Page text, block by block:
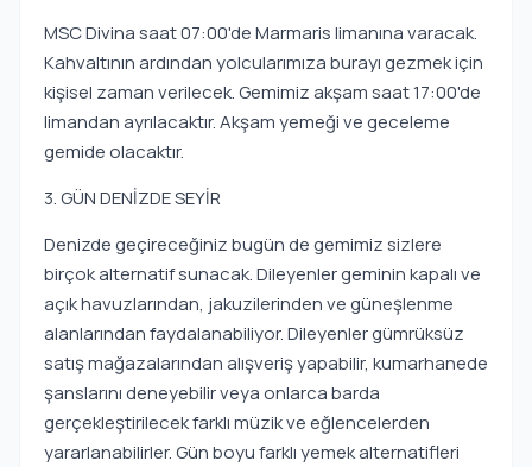
MSC Divina saat 07:00'de Marmaris limanına varacak.
Kahvaltının ardından yolcularımıza burayı gezmek için
kişisel zaman verilecek. Gemimiz akşam saat 17:00'de
limandan ayrılacaktır. Akşam yemeği ve geceleme
gemide olacaktır.
3. GÜN DENİZDE SEYİR
Denizde geçireceğiniz bugün de gemimiz sizlere
birçok alternatif sunacak. Dileyenler geminin kapalı ve
açık havuzlarından, jakuzilerinden ve güneşlenme
alanlarından faydalanabiliyor. Dileyenler gümrüksüz
satış mağazalarından alışveriş yapabilir, kumarhanede
şanslarını deneyebilir veya onlarca barda
gerçekleştirilecek farklı müzik ve eğlencelerden
yararlanabilirler. Gün boyu farklı yemek alternatifleri